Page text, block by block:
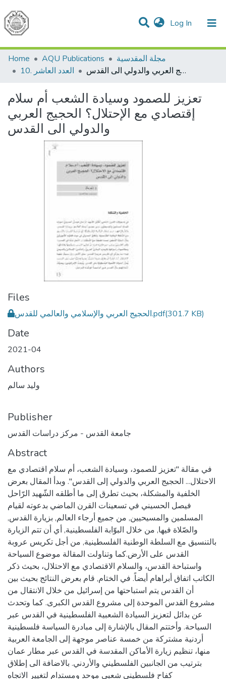
Log In (current)
Communities & Collections
All of DSpace
Home
AQU Publications
مجلة المقدسية
10. العدد العاشر
تعزيز للصمود وسيادة الشعب أم سلام إقتصادي مع الإحتلال؟ الحجيج العربي والدولي الى القدس
تعزيز للصمود وسيادة الشعب أم سلام
إقتصادي مع الإحتلال؟ الحجيج العربي
والدولي الى القدس
Files
الحجيج العربي والإسلامي والعالمي للقدس.pdf(301.7 KB)
Date
2021-04
Authors
وليد سالم
Publisher
جامعة القدس - مركز دراسات القدس
Abstract
في مقالة "تعزيز للصمود، وسيادة الشعب، أم سلام اقتصادي مع
الاحتلال... الحجيج العربي والدولي إلى القدس". وبدأ المقال بعرض
الخلفية والمشكلة، بحيث تطرق إلى ما أطلقه الشّهيد الرّاحل
فيصل الحسيني في تسعينات القرن الماضي بدعوته لقيام
المسلمين والمسيحيين, من جميع أرجاء العالم, بزيارة القدس,
والصّلاة فيها, من خلال البوّابة الفلسطينية, أي أن تتم الزيارة
بالتنسيق مع السلطة الوطنية الفلسطينية, من أجل تكريس عروبة
القدس على الأرض.كما وتناولت المقالة موضوع السياحة
واستباحة القدس، والسلام الاقتصادي مع الاحتلال، بحيث ذكر
الكاتب اتفاق أبراهام أيضاً. في الختام, قام بعرض النتائج بحيث بين
أن القدس يتم استباحتها من إسرائيل من خلال الانتقال من
مشروع القدس الموحدة إلى مشروع القدس الكبرى. كما وتحدث
عن بدائل لتعزيز السيادة الشعبية الفلسطينية في القدس عبر
السياحة. وأختتم المقال بالإشارة إلى مبادرة السياسة فلسطينية
أردنية مشتركة من خمسة عناصر موجهة إلى الجامعة العربية
منها، تنظيم زيارة الأماكن المقدسة في القدس عبر مطار عمان
بترتيب من الجانبين الفلسطيني والأردني. بالاضافة الى إطلاق
كفاح فلسطيني شعبي موحد ومستدام لتغيير الاتجاه